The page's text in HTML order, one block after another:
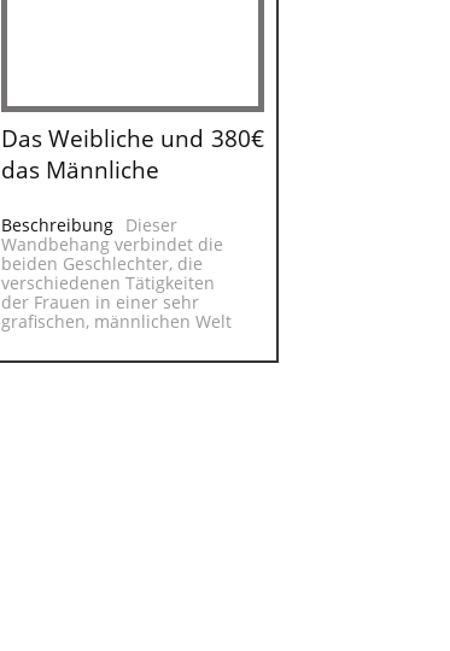
Das Weibliche und
das Männliche
380€
Beschreibung Dieser
Wandbehang verbindet die
beiden Geschlechter, die
verschiedenen Tätigkeiten
der Frauen in einer sehr
grafischen, männlichen Welt